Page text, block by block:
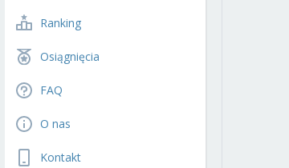
Ranking
Osiągnięcia
FAQ
O nas
Kontakt